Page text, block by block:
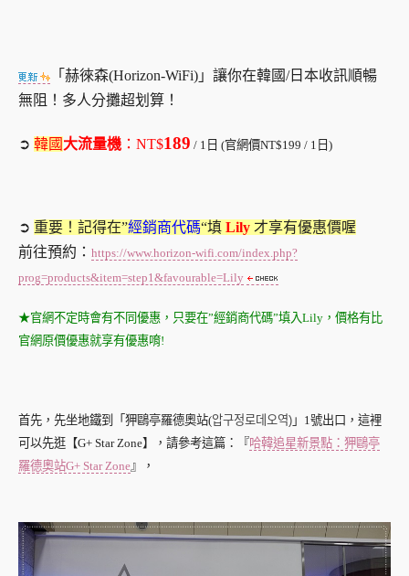
「赫徠森(Horizon-WiFi)」讓你在韓國/日本收訊順暢
無阻！多人分攤超划算！
➲ 韓國 大流量機 ： NT$189 / 1日 (官網價NT$199 / 1日)
➲ 重要！記得在”經銷商代碼“填 Lily 才享有優惠價喔
前往預約： https://www.horizon-wifi.com/index.php?
prog=products&item=step1&favourable=Lily
★官網不定時會有不同優惠，只要在”經銷商代碼”填入Lily，價格有比
官網原價優惠就享有優惠唷!
首先，先坐地鐵到「狎鷗亭羅德奧站(압구정로데오역) 」1號出口，這裡
可以先逛【G+ Star Zone】，請參考這篇：『哈韓追星新景點：狎鷗亭
羅德奧站G+ Star Zone』，